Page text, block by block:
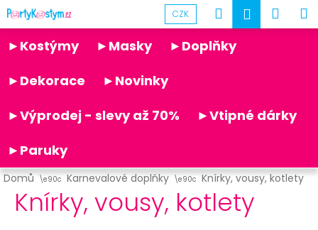
Přejít
na
obsah
CZK Hledat
►Kostýmy ►Masky
►Doplňky
►Dekorace
►Novinky
►Výprodej - slevy až 70%
►Vtipné dárky
►Paruky
Domů Karnevalové doplňky Knírky, vousy, kotlety
Knírky, vousy, kotlety
K
o
C
p
t
ř
e
b
Partykostym.cz - online